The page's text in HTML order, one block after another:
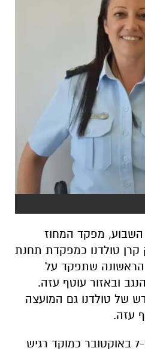
השבוע, מפקד המחוז
קרן טולדנו כמפקדת תחנת
הראשונה שתפקד על
ובאזור עוטף עזה.
של טולדנו גם המועצה
עזה.
אופקים מסומנת מאז ה-7 באוקטובר כמוקד רגיש